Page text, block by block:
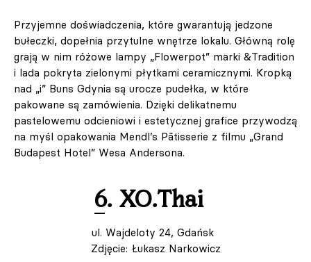
Przyjemne doświadczenia, które gwarantują jedzone
bułeczki, dopełnia przytulne wnętrze lokalu. Główną rolę
grają w nim różowe lampy „Flowerpot” marki &Tradition
i lada pokryta zielonymi płytkami ceramicznymi. Kropką
nad „i” Buns Gdynia są urocze pudełka, w które
pakowane są zamówienia. Dzięki delikatnemu
pastelowemu odcieniowi i estetycznej grafice przywodzą
na myśl opakowania Mendl’s Pâtisserie z filmu „Grand
Budapest Hotel” Wesa Andersona.
6. XO.Thai
ul. Wajdeloty 24, Gdańsk
Zdjęcie: Łukasz Narkowicz